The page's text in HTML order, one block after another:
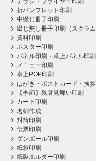
折パンフレット印刷
中綴じ冊子印刷
綴じ無し冊子印刷（スクラム
資料印刷
ポスター印刷
パネル印刷・卓上パネル印刷
メニュー印刷
卓上POP印刷
はがき・ポストカード・挨
【季節】残暑見舞い印刷
カード印刷
名刺作成
封筒印刷
伝票印刷
ダンボール印刷
紙袋印刷
紙製ホルダー印刷